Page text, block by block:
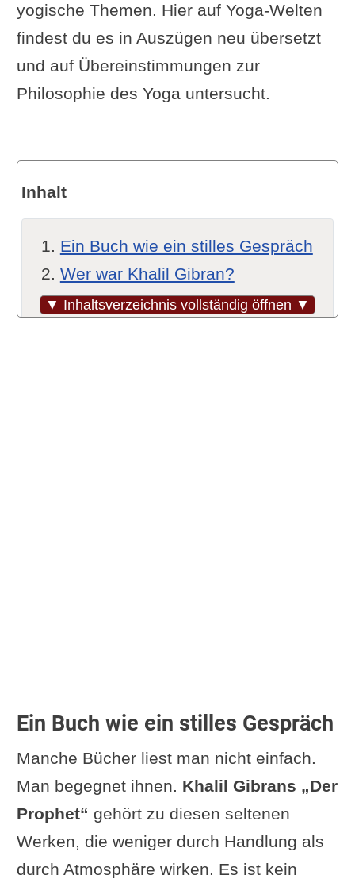
yogische Themen. Hier auf Yoga-Welten
findest du es in Auszügen neu übersetzt
und auf Übereinstimmungen zur
Philosophie des Yoga untersucht.
▼ Inhaltsverzeichnis vollständig öffnen ▼
Inhalt
Ein Buch wie ein stilles Gespräch
Wer war Khalil Gibran?
Worum geht es in „Der Prophet“?
von Khalil Gibran auf dich am
Ein Buch wie ein stilles Gespräch
Manche Bücher liest man nicht einfach.
Man begegnet ihnen. Khalil Gibrans „Der
Prophet“ gehört zu diesen seltenen
Werken, die weniger durch Handlung als
durch Atmosphäre wirken. Es ist kein